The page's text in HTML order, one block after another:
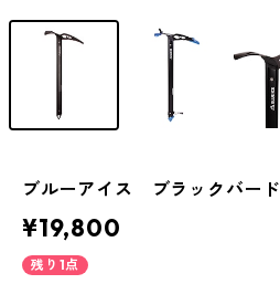
ブルーアイス ブラックバード
¥19,800
残り1点